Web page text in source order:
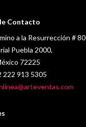
Contacto
a la Resurrección # 80
Puebla 2000,
72225
222 913 5305